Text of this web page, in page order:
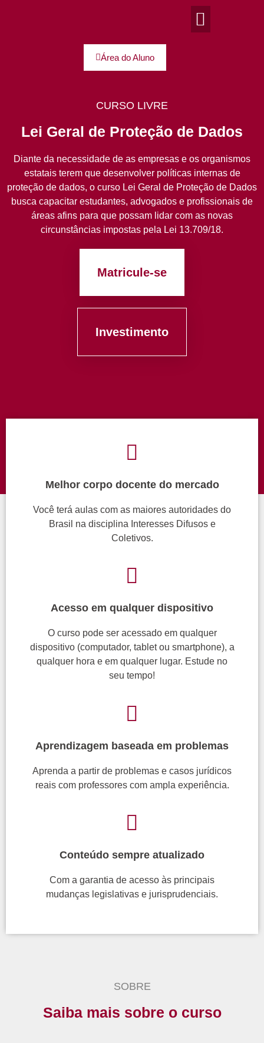
Área do Aluno
CURSO LIVRE
Lei Geral de Proteção de Dados
Diante da necessidade de as empresas e os organismos
estatais terem que desenvolver políticas internas de
proteção de dados, o curso Lei Geral de Proteção de Dados
busca capacitar estudantes, advogados e profissionais de
áreas afins para que possam lidar com as novas
circunstâncias impostas pela Lei 13.709/18.
Matricule-se
Investimento
Melhor corpo docente do mercado
Você terá aulas com as maiores autoridades do
Brasil na disciplina Interesses Difusos e
Coletivos.
Acesso em qualquer dispositivo
O curso pode ser acessado em qualquer
dispositivo (computador, tablet ou smartphone), a
qualquer hora e em qualquer lugar. Estude no
seu tempo!
Aprendizagem baseada em problemas
Aprenda a partir de problemas e casos jurídicos
reais com professores com ampla experiência.
Conteúdo sempre atualizado
Com a garantia de acesso às principais
mudanças legislativas e jurisprudenciais.
SOBRE
Saiba mais sobre o curso